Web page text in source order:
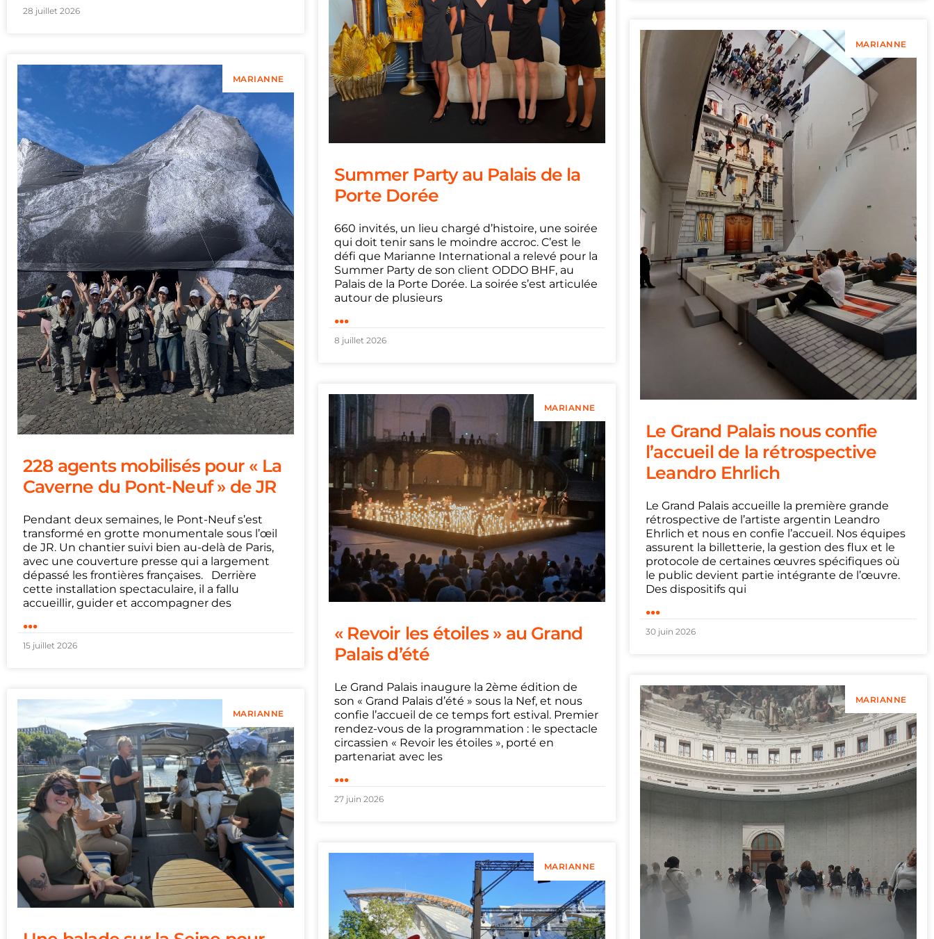
28 juillet 2026
MARIANNE
228 agents mobilisés pour « La
Caverne du Pont-Neuf » de JR
Pendant deux semaines, le Pont-Neuf s’est
transformé en grotte monumentale sous l’œil
de JR. Un chantier suivi bien au-delà de Paris,
avec une couverture presse qui a largement
dépassé les frontières françaises. Derrière
cette installation spectaculaire, il a fallu
accueillir, guider et accompagner des
...
15 juillet 2026
Summer Party au Palais de la
Porte Dorée
660 invités, un lieu chargé d’histoire, une soirée
qui doit tenir sans le moindre accroc. C’est le
défi que Marianne International a relevé pour la
Summer Party de son client ODDO BHF, au
Palais de la Porte Dorée. La soirée s’est articulée
autour de plusieurs
...
8 juillet 2026
MARIANNE
Le Grand Palais nous confie
l’accueil de la rétrospective
Leandro Ehrlich
Le Grand Palais accueille la première grande
rétrospective de l’artiste argentin Leandro
Ehrlich et nous en confie l’accueil. Nos équipes
assurent la billetterie, la gestion des flux et le
protocole de certaines œuvres spécifiques où
le public devient partie intégrante de l’œuvre.
Des dispositifs qui
...
30 juin 2026
MARIANNE
MARIANNE
« Revoir les étoiles » au Grand
Palais d’été
Le Grand Palais inaugure la 2ème édition de
son « Grand Palais d’été » sous la Nef, et nous
confie l’accueil de ce temps fort estival. Premier
rendez-vous de la programmation : le spectacle
circassien « Revoir les étoiles », porté en
partenariat avec les
...
27 juin 2026
MARIANNE
MARIANNE